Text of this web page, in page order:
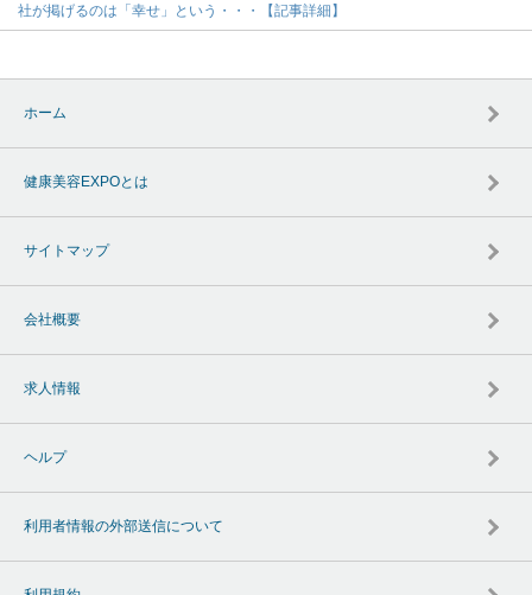
社が掲げるのは「幸せ」という・・・【記事詳細】
ホーム
健康美容EXPOとは
サイトマップ
会社概要
求人情報
ヘルプ
利用者情報の外部送信について